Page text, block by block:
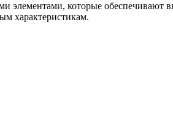
элементами, которые обеспечивают
характеристикам.